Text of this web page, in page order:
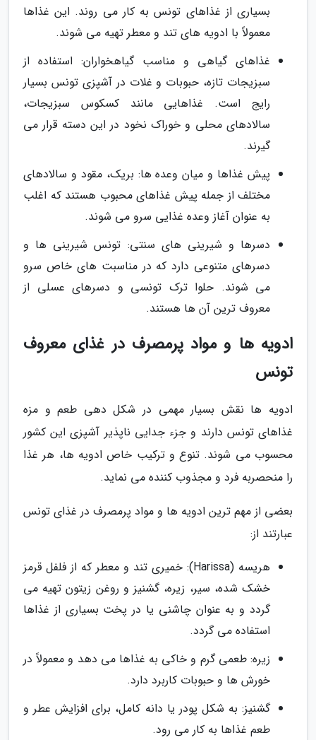
بسیاری از غذاهای تونس به کار می روند. این غذاها
معمولاً با ادویه های تند و معطر تهیه می شوند.
غذاهای گیاهی و مناسب گیاهخواران: استفاده از
سبزیجات تازه، حبوبات و غلات در آشپزی تونس بسیار
رایج است. غذاهایی مانند کسکوس سبزیجات،
سالادهای محلی و خوراک نخود در این دسته قرار می
گیرند.
پیش غذاها و میان وعده ها: بریک، مقود و سالادهای
مختلف از جمله پیش غذاهای محبوب هستند که اغلب
به عنوان آغاز وعده غذایی سرو می شوند.
دسرها و شیرینی های سنتی: تونس شیرینی ها و
دسرهای متنوعی دارد که در مناسبت های خاص سرو
می شوند. حلوا ترک تونسی و دسرهای عسلی از
معروف ترین آن ها هستند.
ادویه ها و مواد پرمصرف در غذای معروف
تونس
ادویه ها نقش بسیار مهمی در شکل دهی طعم و مزه
غذاهای تونس دارند و جزء جدایی ناپذیر آشپزی این کشور
محسوب می شوند. تنوع و ترکیب خاص ادویه ها، هر غذا
را منحصربه فرد و مجذوب کننده می نماید.
بعضی از مهم ترین ادویه ها و مواد پرمصرف در غذای تونس
عبارتند از:
هریسه (Harissa): خمیری تند و معطر که از فلفل قرمز
خشک شده، سیر، زیره، گشنیز و روغن زیتون تهیه می
گردد و به عنوان چاشنی یا در پخت بسیاری از غذاها
استفاده می گردد.
زیره: طعمی گرم و خاکی به غذاها می دهد و معمولاً در
خورش ها و حبوبات کاربرد دارد.
گشنیز: به شکل پودر یا دانه کامل، برای افزایش عطر و
طعم غذاها به کار می رود.